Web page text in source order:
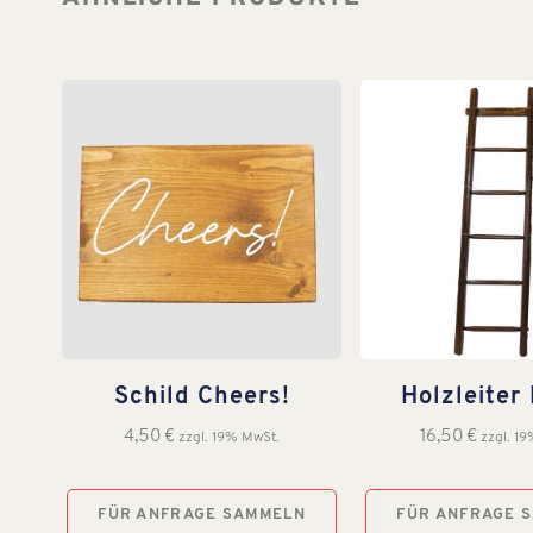
Schild Cheers!
4,50 € zzgl. 19% MwSt.
FÜR ANFRAGE SAMMELN
Holzleiter
16,50 € zzgl.
FÜR ANFRAGE